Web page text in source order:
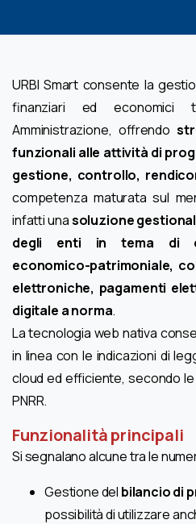
URBI Smart consente la
finanziari ed economici
Amministrazione, offrendo
funzionali alle attività di
gestione, controllo,
competenza maturata sul
infatti unasoluzione
degli enti in tema di
economico-patrimoniale,
elettroniche, pagamenti
digitale a norma.
La tecnologia web nativa
in linea con le indicazioni di
cloud ed efficiente, secondo
PNRR.
Funzionalità principali
Si segnalano alcune tra le
Gestione del bilancio di
possibilità di utilizzare